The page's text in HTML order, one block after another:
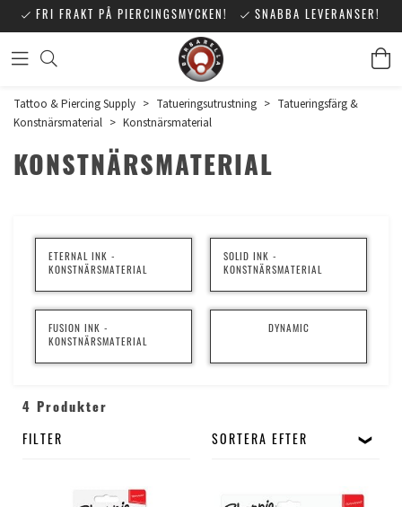
FRI FRAKT PÅ PIERCINGSMYCKEN! SNABBA LEVERANSER!
Tattoo & Piercing Supply > Tatueringsutrustning > Tatueringsfärg &
Konstnärsmaterial > Konstnärsmaterial
KONSTNÄRSMATERIAL
ETERNAL INK -
KONSTNÄRSMATERIAL
SOLID INK -
KONSTNÄRSMATERIAL
FUSION INK -
KONSTNÄRSMATERIAL
DYNAMIC
4 Produkter
FILTER SORTERA EFTER